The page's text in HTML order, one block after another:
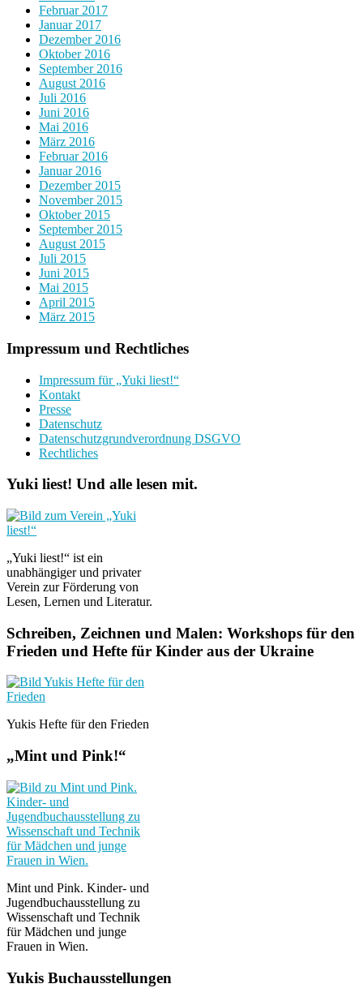
Februar 2017
Januar 2017
Dezember 2016
Oktober 2016
September 2016
August 2016
Juli 2016
Juni 2016
Mai 2016
März 2016
Februar 2016
Januar 2016
Dezember 2015
November 2015
Oktober 2015
September 2015
August 2015
Juli 2015
Juni 2015
Mai 2015
April 2015
März 2015
Impressum und Rechtliches
Impressum für „Yuki liest!“
Kontakt
Presse
Datenschutz
Datenschutzgrundverordnung DSGVO
Rechtliches
Yuki liest! Und alle lesen mit.
„Yuki liest!“ ist ein
unabhängiger und privater
Verein zur Förderung von
Lesen, Lernen und Literatur.
Schreiben, Zeichnen und Malen: Workshops für den
Frieden und Hefte für Kinder aus der Ukraine
Yukis Hefte für den Frieden
„Mint und Pink!“
Mint und Pink. Kinder- und
Jugendbuchausstellung zu
Wissenschaft und Technik
für Mädchen und junge
Frauen in Wien.
Yukis Buchausstellungen